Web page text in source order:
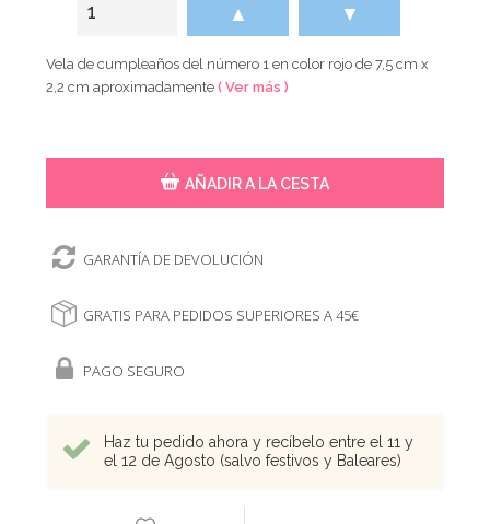
▲ ▼
Vela de cumpleaños del número 1 en color rojo de 7,5 cm x
2,2 cm aproximadamente( Ver más )
AÑADIR A LA CESTA
GARANTÍA DE DEVOLUCIÓN
GRATIS PARA PEDIDOS SUPERIORES A 45€
PAGO SEGURO
Haz tu pedido ahora y recíbelo entre el 11 y
el 12 de Agosto (salvo festivos y Baleares)